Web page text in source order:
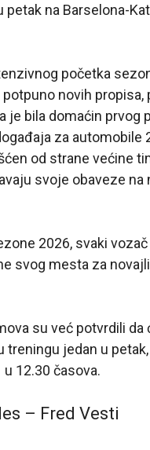
petak na Barselona-
početka
novih propisa,
je bila domaćin prvog
za automobile
od strane većine
svoje obaveze na
2026, svaki
svog mesta za
su već potvrdili da
treningu jedan u
u 12.30 časova.
– Fred Vesti